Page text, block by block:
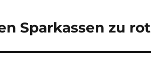
Sparkassen zu rot